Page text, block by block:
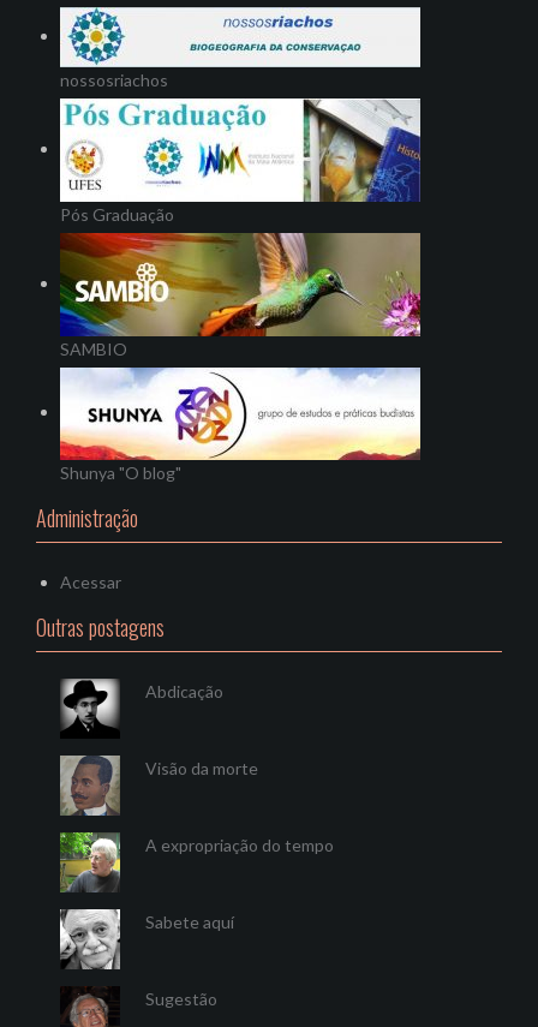
nossosriachos
Pós Graduação
SAMBIO
Shunya "O blog"
Administração
Acessar
Outras postagens
Abdicação
Visão da morte
A expropriação do tempo
Sabete aquí
Sugestão